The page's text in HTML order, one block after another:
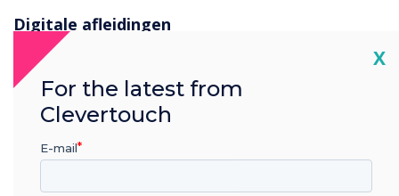
Digitale afleidingen
73% van de mensen multitasken in de
vergaderruimte.
Waar het een uitdaging kan zijn om op internet
te surfen of uw e-mails te lezen terwijl u naast
de spreker zit in een fysieke vergaderruimte,
houdt niets u tegen om te multitasken terwijl u
X
For the latest from
Clevertouch
E-mail